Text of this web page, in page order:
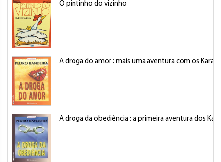
O pintinho do vizinho
A droga do amor : mais uma aventura com os Karas!
A droga da obediência : a primeira aventura dos